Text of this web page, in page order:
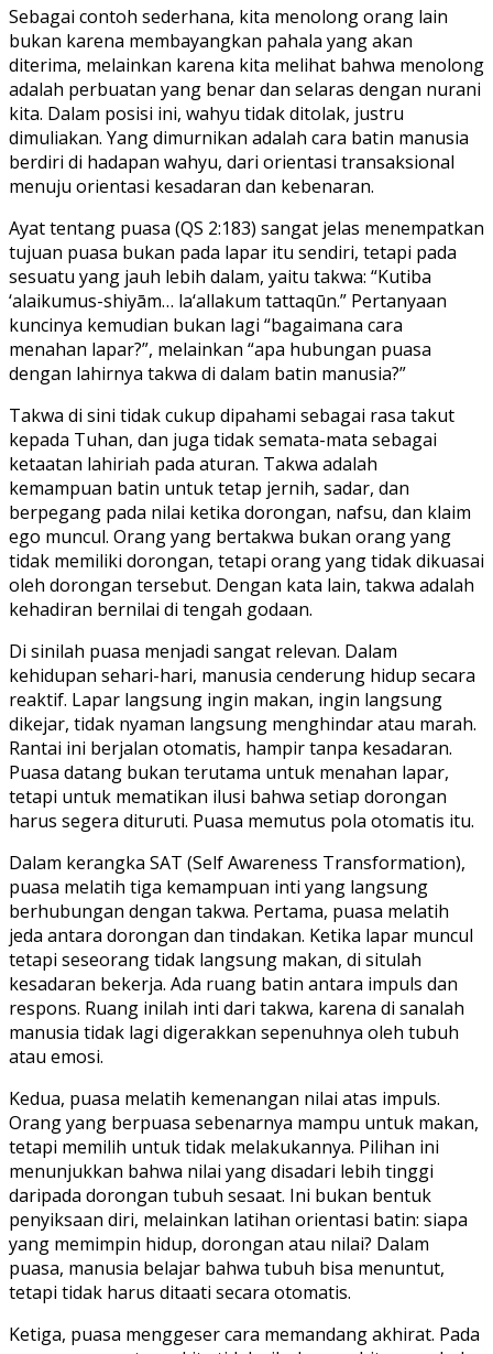
Sebagai contoh sederhana, kita menolong orang lain
bukan karena membayangkan pahala yang akan
diterima, melainkan karena kita melihat bahwa menolong
adalah perbuatan yang benar dan selaras dengan nurani
kita. Dalam posisi ini, wahyu tidak ditolak, justru
dimuliakan. Yang dimurnikan adalah cara batin manusia
berdiri di hadapan wahyu, dari orientasi transaksional
menuju orientasi kesadaran dan kebenaran.
Ayat tentang puasa (QS 2:183) sangat jelas menempatkan
tujuan puasa bukan pada lapar itu sendiri, tetapi pada
sesuatu yang jauh lebih dalam, yaitu takwa: “Kutiba
‘alaikumus-shiyām… la‘allakum tattaqūn.” Pertanyaan
kuncinya kemudian bukan lagi “bagaimana cara
menahan lapar?”, melainkan “apa hubungan puasa
dengan lahirnya takwa di dalam batin manusia?”
Takwa di sini tidak cukup dipahami sebagai rasa takut
kepada Tuhan, dan juga tidak semata-mata sebagai
ketaatan lahiriah pada aturan. Takwa adalah
kemampuan batin untuk tetap jernih, sadar, dan
berpegang pada nilai ketika dorongan, nafsu, dan klaim
ego muncul. Orang yang bertakwa bukan orang yang
tidak memiliki dorongan, tetapi orang yang tidak dikuasai
oleh dorongan tersebut. Dengan kata lain, takwa adalah
kehadiran bernilai di tengah godaan.
Di sinilah puasa menjadi sangat relevan. Dalam
kehidupan sehari-hari, manusia cenderung hidup secara
reaktif. Lapar langsung ingin makan, ingin langsung
dikejar, tidak nyaman langsung menghindar atau marah.
Rantai ini berjalan otomatis, hampir tanpa kesadaran.
Puasa datang bukan terutama untuk menahan lapar,
tetapi untuk mematikan ilusi bahwa setiap dorongan
harus segera dituruti. Puasa memutus pola otomatis itu.
Dalam kerangka SAT (Self Awareness Transformation),
puasa melatih tiga kemampuan inti yang langsung
berhubungan dengan takwa. Pertama, puasa melatih
jeda antara dorongan dan tindakan. Ketika lapar muncul
tetapi seseorang tidak langsung makan, di situlah
kesadaran bekerja. Ada ruang batin antara impuls dan
respons. Ruang inilah inti dari takwa, karena di sanalah
manusia tidak lagi digerakkan sepenuhnya oleh tubuh
atau emosi.
Kedua, puasa melatih kemenangan nilai atas impuls.
Orang yang berpuasa sebenarnya mampu untuk makan,
tetapi memilih untuk tidak melakukannya. Pilihan ini
menunjukkan bahwa nilai yang disadari lebih tinggi
daripada dorongan tubuh sesaat. Ini bukan bentuk
penyiksaan diri, melainkan latihan orientasi batin: siapa
yang memimpin hidup, dorongan atau nilai? Dalam
puasa, manusia belajar bahwa tubuh bisa menuntut,
tetapi tidak harus ditaati secara otomatis.
Ketiga, puasa menggeser cara memandang akhirat. Pada